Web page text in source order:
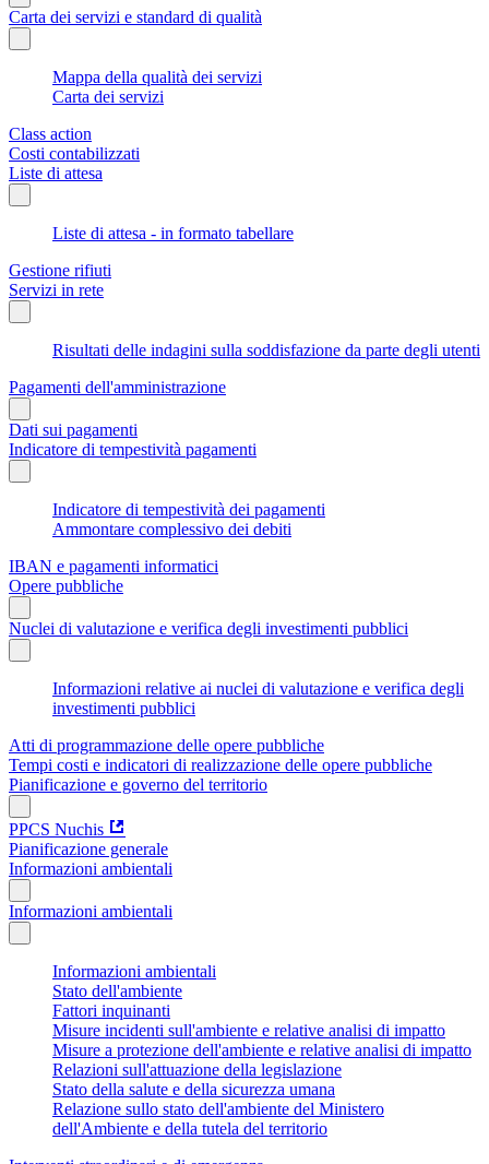
Carta dei servizi e standard di qualità
Mappa della qualità dei servizi
Carta dei servizi
Class action
Costi contabilizzati
Liste di attesa
Liste di attesa - in formato tabellare
Gestione rifiuti
Servizi in rete
Risultati delle indagini sulla soddisfazione da parte degli utenti
Pagamenti dell'amministrazione
Dati sui pagamenti
Indicatore di tempestività pagamenti
Indicatore di tempestività dei pagamenti
Ammontare complessivo dei debiti
IBAN e pagamenti informatici
Opere pubbliche
Nuclei di valutazione e verifica degli investimenti pubblici
Informazioni relative ai nuclei di valutazione e verifica degli
investimenti pubblici
Atti di programmazione delle opere pubbliche
Tempi costi e indicatori di realizzazione delle opere pubbliche
Pianificazione e governo del territorio
PPCS Nuchis
Pianificazione generale
Informazioni ambientali
Informazioni ambientali
Informazioni ambientali
Stato dell'ambiente
Fattori inquinanti
Misure incidenti sull'ambiente e relative analisi di impatto
Misure a protezione dell'ambiente e relative analisi di impatto
Relazioni sull'attuazione della legislazione
Stato della salute e della sicurezza umana
Relazione sullo stato dell'ambiente del Ministero
dell'Ambiente e della tutela del territorio